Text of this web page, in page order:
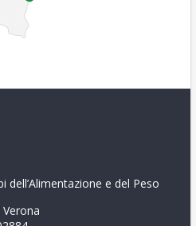
dell’Alimentazione e del Peso